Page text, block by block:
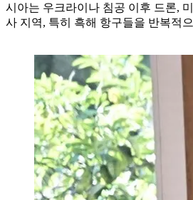
시아는 우크라이나 침공 이후 드론,
사 지역, 특히 흑해 항구들을 반복적